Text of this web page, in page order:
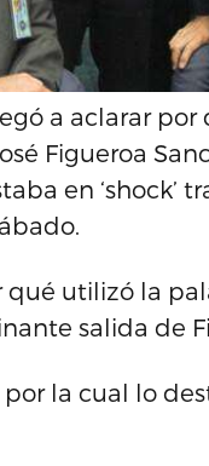
a aclarar
Figueroa
en ‘shock’
qué utilizó la
salida de
la cual lo